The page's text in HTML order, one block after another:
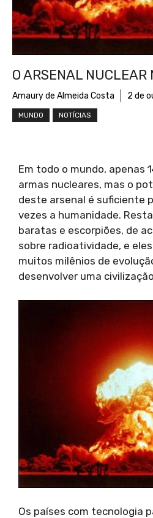
O ARSENAL NUCLEAR
Amaury de Almeida Costa 2 de
MUNDO NOTÍCIAS
Em todo o mundo, apenas
armas nucleares, mas o
deste arsenal é suficiente
vezes a humanidade.
baratas e escorpiões, de
sobre radioatividade, e
muitos milênios de
desenvolver uma
Os países com tecnologia